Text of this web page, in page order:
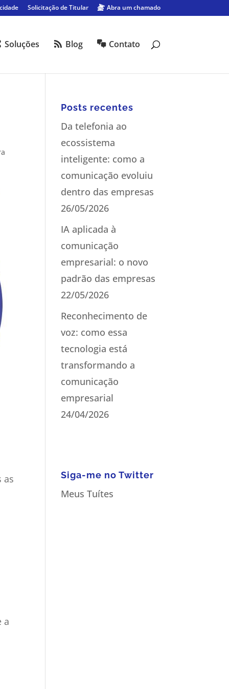
Solicitação de Titular Abra um chamado
Soluções Blog Contato
as
a
Posts recentes
Da telefonia ao
ecossistema
inteligente: como a
comunicação evoluiu
dentro das empresas
26/05/2026
IA aplicada à
comunicação
empresarial: o novo
padrão das empresas
22/05/2026
Reconhecimento de
voz: como essa
tecnologia está
transformando a
comunicação
empresarial
24/04/2026
Siga-me no Twitter
Meus Tuítes